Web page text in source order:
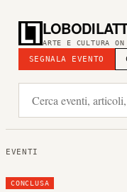
ARTE E CULTURA
SEGNALA EVENTO
EVENTI
CONCLUSA